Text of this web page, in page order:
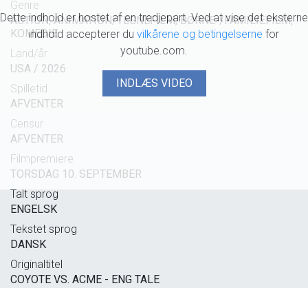
Dette indhold er hostet af en tredjepart. Ved at vise det eksterne
indhold accepterer du vilkårene og betingelserne for
youtube.com.
INDLÆS VIDEO
Genre
ACTION, ANIMATION/TEGNEFILM, BØRNE-/FAMILIEFILM,
KOMEDIE
Land/år
USA / 2026
Spilletid
AFVENTER
Censur
AFVENTER
Filmpremiere
TORSDAG 10. SEPTEMBER
Talt sprog
ENGELSK
Tekstet sprog
DANSK
Originaltitel
COYOTE VS. ACME - ENG TALE